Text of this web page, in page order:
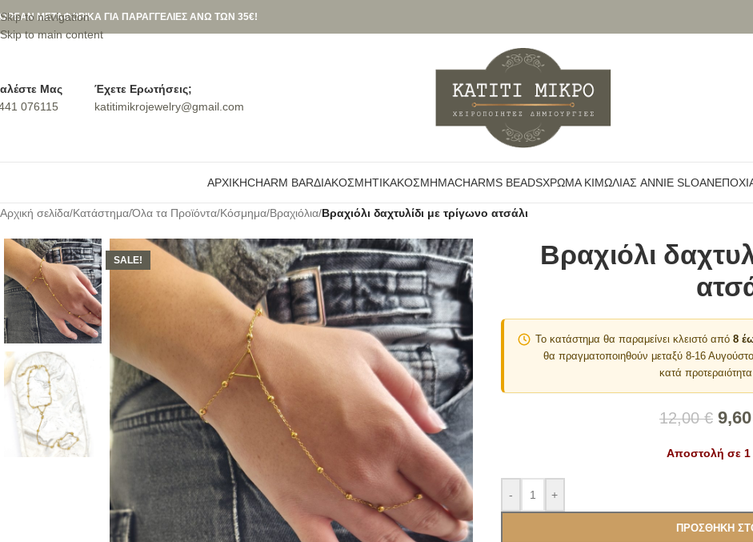
Skip to navigation
Skip to main content
ΜΕΤΑΦΟΡΙΚΑ ΓΙΑ ΠΑΡΑΓΓΕΛΙΕΣ ΑΝΩ ΤΩΝ 35€!
Μας
076115
Έχετε Ερωτήσεις;
katitimikrojewelry@gmail.com
ΑΡΧΙΚΉCHARM BARΔΙΑΚΟΣΜΗΤΙΚΆΚΌΣΜΗΜΑCHARMS BEADSΧΡΏΜΑ ΚΙΜΩΛΊΑΣ ANNIE SLOAN
Αρχική σελίδα/Κατάστημα/Όλα τα Προϊόντα/Κόσμημα/Βραχιόλια/Βραχιόλι δαχτυλίδι με τρίγωνο ατσάλι
SALE!
Βραχιόλι
Το κατάστημα θα παραμείνει κλειστό από 8
θα πραγματοποιηθούν μεταξύ 8-16
κατά
12,00€ 9,60
Αποστολή σε 1
- +
ΠΡΟΣΘΉΚΗ